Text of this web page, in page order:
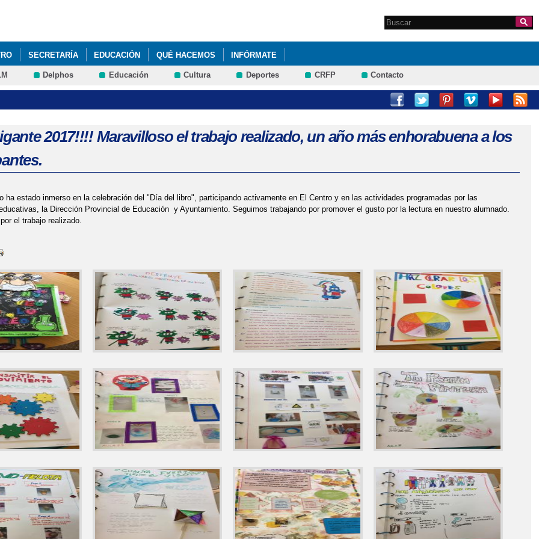
Formulario de
Search this site
SECRETARÍA EDUCACIÓN QUÉ HACEMOS INFÓRMATE
DE LA PAZ Y ACTIVIDADES QUE PROMUEVAN LA MEJORA DE LA CONVIVENCIA. MERCADILLO NAVIDEÑO
Delphos Educación Cultura Deportes CRFP Contacto
2017!!!! Maravilloso el trabajo realizado, un año más enhorabuena a los
ha estado inmerso en la celebración del "Día del libro", participando activamente en El Centro y en las actividades programadas por las
la Dirección Provincial de Educación y Ayuntamiento. Seguimos trabajando por promover el gusto por la lectura en nuestro alumnado.
el trabajo realizado.